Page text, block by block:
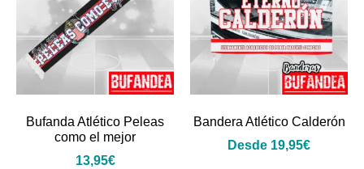
Bufanda Atlético Peleas
como el mejor
13,95€
Bandera Atlético Calderón
Desde 19,95€